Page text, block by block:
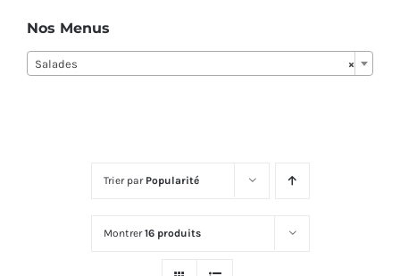
Trier par Popularité
Montrer16 produits
Nos Menus
×
Salades